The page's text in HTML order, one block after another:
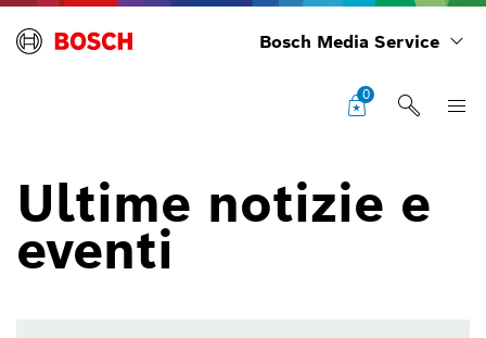
Bosch Media Service
0
Ultime notizie e
eventi